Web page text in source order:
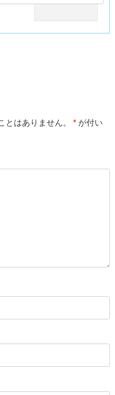
とはありません。 * が付い